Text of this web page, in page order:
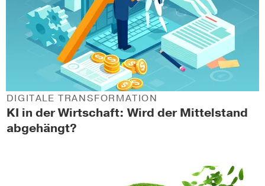
KI in der Wirtschaft: Wird der Mittelstand
abgehängt?
DIGITALE TRANSFORMATION